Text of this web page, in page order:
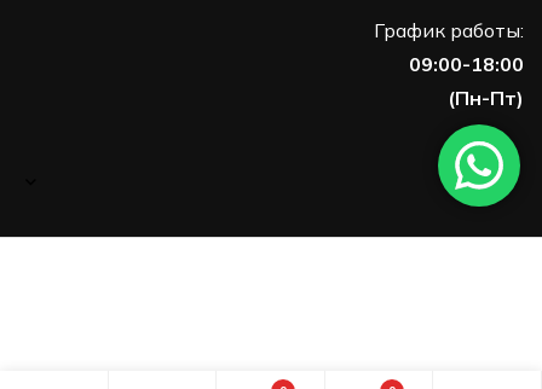
График работы:
09:00-18:00
(Пн-Пт)